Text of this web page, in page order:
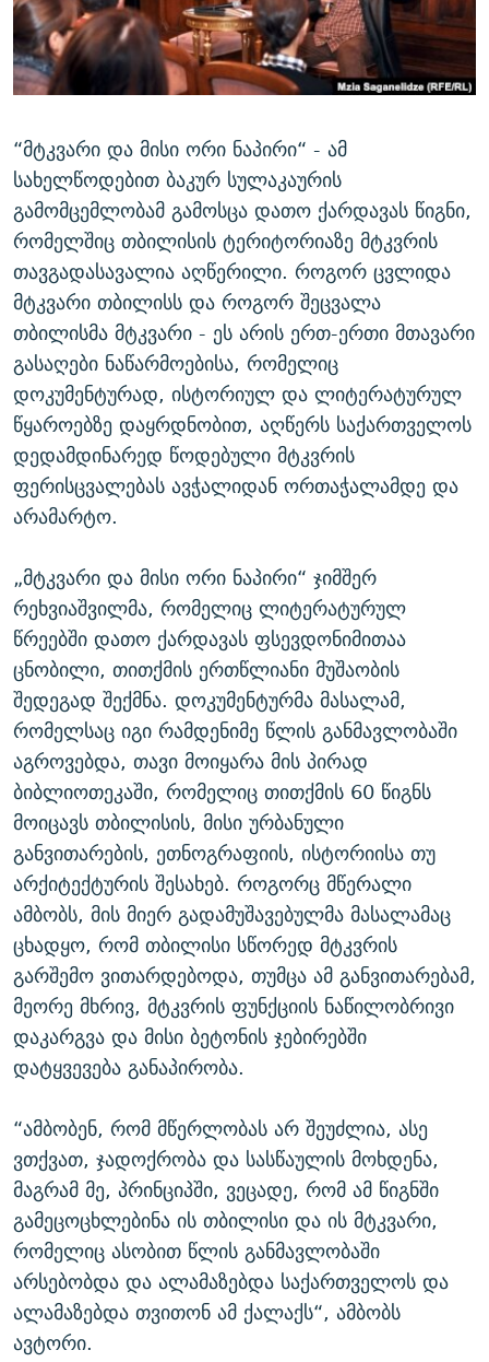
ᲛᲝᲚᲐᲞᲐᲠᲐᲙᲔ ᲢᲔᲥᲡᲢᲔᲑᲘ
ᲨᲘᲜ - ᲣᲪᲮᲝᲔᲗᲨᲘ
ᲚᲘᲢᲔᲠᲐᲢᲣᲠᲣᲚᲘ ᲬᲐᲮᲜᲐᲒᲔᲑᲘ
ᲐᲛᲔᲠᲘᲙᲣᲚᲘ ᲛᲝᲗᲮᲠᲝᲑᲐ
ᲘᲛᲞᲔᲠᲘᲐ ᲓᲐ ᲠᲐᲓᲘᲝ
ᲩᲔᲛᲘ ᲡᲘᲙᲕᲓᲘᲚᲘᲡ ᲛᲘᲖᲔᲖᲘᲐ COVID-19
11 ᲬᲔᲚᲘ - 11 ᲐᲛᲑᲐᲕᲘ
ᲡᲐᲞᲐᲠᲚᲐᲛᲔᲜᲢᲝ ᲐᲠᲩᲔᲕᲜᲔᲑᲘᲡ ᲘᲡᲢᲝᲠᲘᲐ
ᲑᲐᲕᲨᲕᲔᲑᲘ ᲞᲠᲝᲡᲢᲘᲢᲣᲪᲘᲐᲨᲘ - ᲐᲛᲝᲣᲗᲥᲛᲔᲚᲘ ᲐᲛᲑᲐᲕᲘ
5 ᲐᲛᲑᲐᲕᲘ - 20 ᲘᲕᲜᲘᲡᲡ ᲓᲐᲨᲐᲕᲔᲑᲣᲚᲔᲑᲘ
ᲐᲒᲕᲘᲡᲢᲝᲡ ᲝᲛᲘ
ПРИВЕТ ᲙᲣᲚᲢᲣᲠᲐ
ᲒᲐᲛᲝᲘᲬᲔᲠᲔ
რთე/რთ-ის ყველა საიტი
“მტკვარი და მისი ორი ნაპირი“ - ამ
სახელწოდებით ბაკურ სულაკაურის
გამომცემლობამ გამოსცა დათო ქარდავას წიგნი,
რომელშიც თბილისის ტერიტორიაზე მტკვრის
თავგადასავალია აღწერილი. როგორ ცვლიდა
მტკვარი თბილისს და როგორ შეცვალა
თბილისმა მტკვარი - ეს არის ერთ-ერთი მთავარი
გასაღები ნაწარმოებისა, რომელიც
დოკუმენტურად, ისტორიულ და ლიტერატურულ
წყაროებზე დაყრდნობით, აღწერს საქართველოს
დედამდინარედ წოდებული მტკვრის
ფერისცვალებას ავჭალიდან ორთაჭალამდე და
არამარტო.
„მტკვარი და მისი ორი ნაპირი“ ჯიმშერ
რეხვიაშვილმა, რომელიც ლიტერატურულ
წრეებში დათო ქარდავას ფსევდონიმითაა
ცნობილი, თითქმის ერთწლიანი მუშაობის
შედეგად შექმნა. დოკუმენტურმა მასალამ,
რომელსაც იგი რამდენიმე წლის განმავლობაში
აგროვებდა, თავი მოიყარა მის პირად
ბიბლიოთეკაში, რომელიც თითქმის 60 წიგნს
მოიცავს თბილისის, მისი ურბანული
განვითარების, ეთნოგრაფიის, ისტორიისა თუ
არქიტექტურის შესახებ. როგორც მწერალი
ამბობს, მის მიერ გადამუშავებულმა მასალამაც
ცხადყო, რომ თბილისი სწორედ მტკვრის
გარშემო ვითარდებოდა, თუმცა ამ განვითარებამ,
მეორე მხრივ, მტკვრის ფუნქციის ნაწილობრივი
დაკარგვა და მისი ბეტონის ჯებირებში
დატყვევება განაპირობა.
“ამბობენ, რომ მწერლობას არ შეუძლია, ასე
ვთქვათ, ჯადოქრობა და სასწაულის მოხდენა,
მაგრამ მე, პრინციპში, ვეცადე, რომ ამ წიგნში
გამეცოცხლებინა ის თბილისი და ის მტკვარი,
რომელიც ასობით წლის განმავლობაში
არსებობდა და ალამაზებდა საქართველოს და
ალამაზებდა თვითონ ამ ქალაქს“, ამბობს
ავტორი.